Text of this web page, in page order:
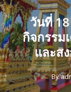
วันที่
กิจกรร
และส
By